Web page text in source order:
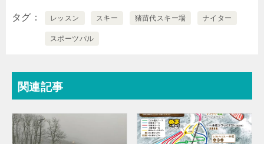
タグ レッスン スキー 猪苗代スキー場 ナイター
スポーツパル
関連記事